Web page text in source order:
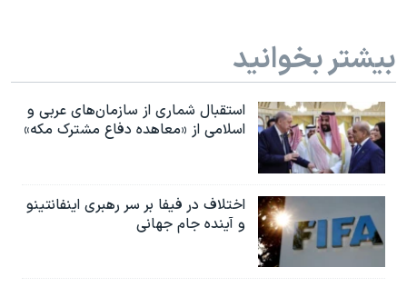
بیشتر بخوانید
استقبال شماری از سازمان‌های عربی و
اسلامی از «معاهده دفاع مشترک مکه»
اختلاف در فیفا بر سر رهبری اینفانتینو
و آینده جام جهانی